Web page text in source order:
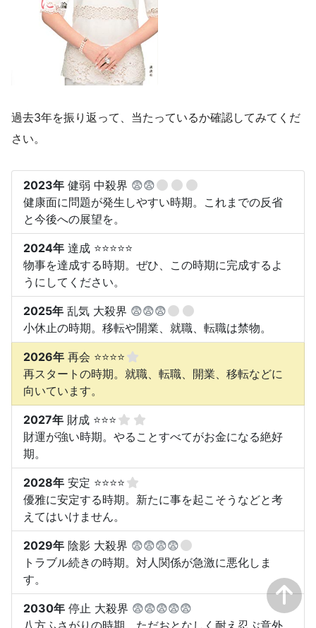
過去3年を振り返って、当たっているか確認してみてくだ
さい。
2023年 健弱 中殺界 😨😨
健康面に問題が発生しやすい時期。これまでの反省
と今後への展望を。
2024年 達成 ⭐⭐⭐⭐⭐
物事を達成する時期。ぜひ、この時期に完成するよ
うにしてください。
2025年 乱気 大殺界 😨😨😨
小休止の時期。移転や開業、就職、転職は禁物。
2026年 再会 ⭐⭐⭐⭐
再スタートの時期。就職、転職、開業、移転などに
向いています。
2027年 財成 ⭐⭐⭐
財運が強い時期。やることすべてがお金になる絶好
期。
2028年 安定 ⭐⭐⭐⭐
優雅に安定する時期。新たに事を起こそうなどと考
えてはいけません。
2029年 陰影 大殺界 😨😨😨😨
トラブル続きの時期。対人関係が急激に悪化しま
す。
2030年 停止 大殺界 😨😨😨😨😨